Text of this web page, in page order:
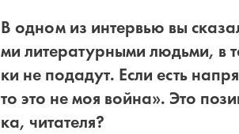
В од­ном из ин­тер­вью вы
ми ли­те­ра­тур­ны­ми людь­ми, в
ки не по­да­дут. Если есть
то это не моя вой­на». Это
ка, чи­та­те­ля?